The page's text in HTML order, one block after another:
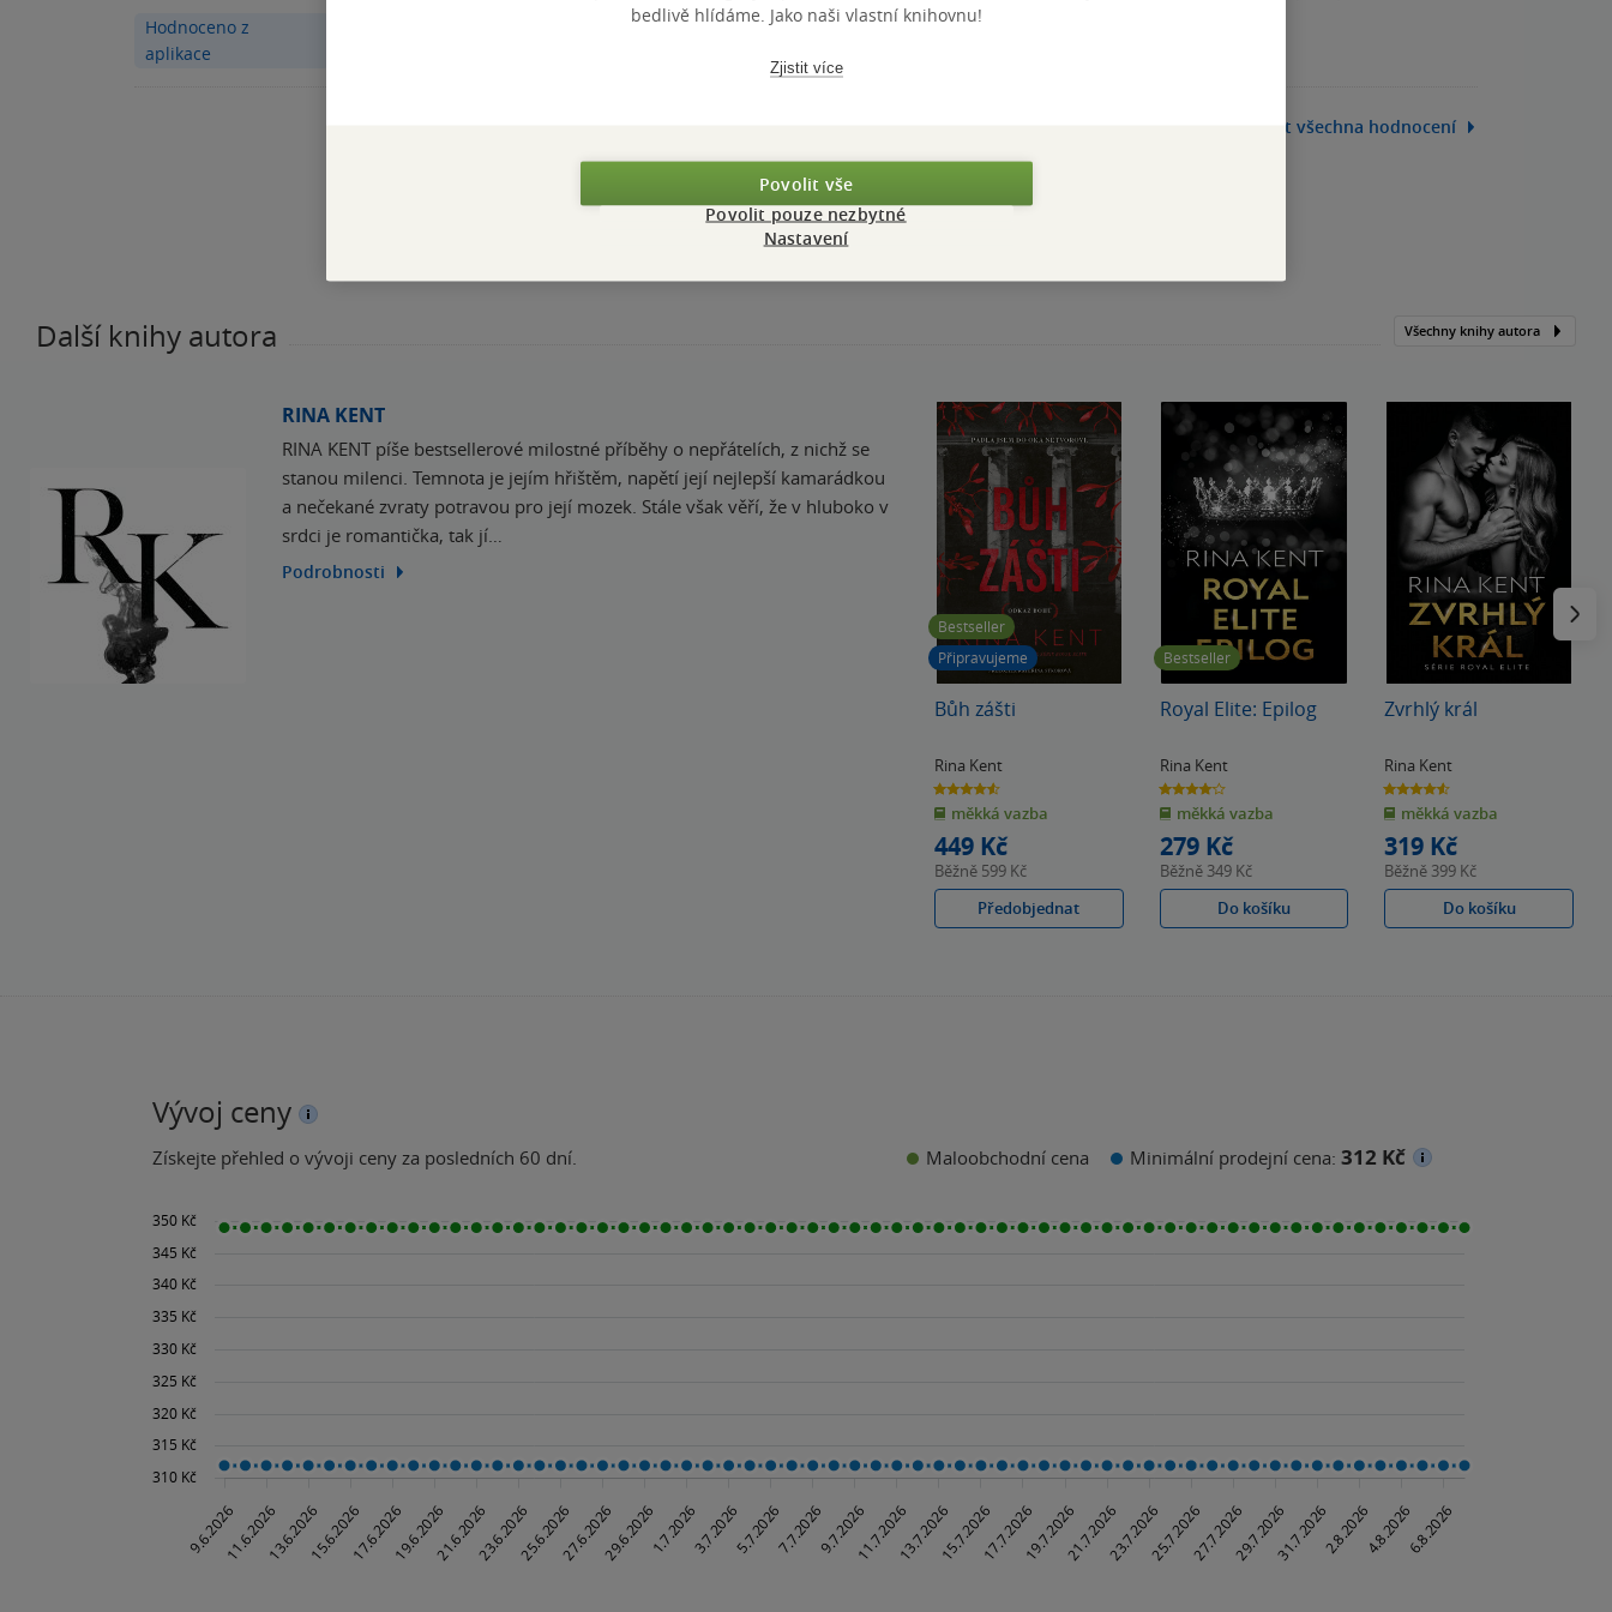
Hodnoceno z
aplikace
Zobrazit všechna hodnocení
Přidat hodnocení
Další knihy autora Všechny knihy autora
RINA KENT
RINA KENT píše bestsellerové milostné příběhy o nepřátelích, z nichž se
stanou milenci. Temnota je jejím hřištěm, napětí její nejlepší kamarádkou
a nečekané zvraty potravou pro její mozek. Stále však věří, že v hluboko v
srdci je romantička, tak jí…
Podrobnosti
Bestseller
Připravujeme
Bůh zášti
Rina Kent
4.6
z
5
hvězdiček
měkká vazba
449 Kč
Běžně 599 Kč
Předobjednat
Bestseller
Royal Elite: Epilog
Rina Kent
4.1
z
5
hvězdiček
měkká vazba
279 Kč
Běžně 349 Kč
Do košíku
Zvrhlý král
Rina Kent
4.6
z
5
hvězdiček
měkká vazba
319 Kč
Běžně 399 Kč
Do košíku
Vývoj ceny
Získejte přehled o vývoji ceny za posledních 60 dní. Maloobchodní cena Minimální prodejní cena: 312 Kč
bedlivě hlídáme. Jako naši vlastní knihovnu!
Zjistit více
Povolit vše
Povolit pouze nezbytné
Nastavení